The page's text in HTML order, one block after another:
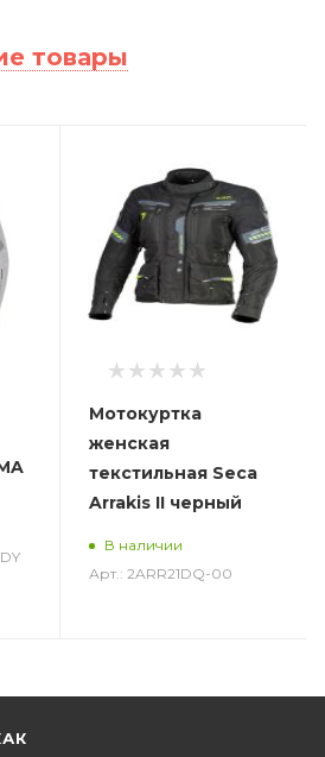
товары
Мотокуртка
женская
текстильная Seca
Arrakis II черный
В наличии
Арт.: 2ARR21DQ-00